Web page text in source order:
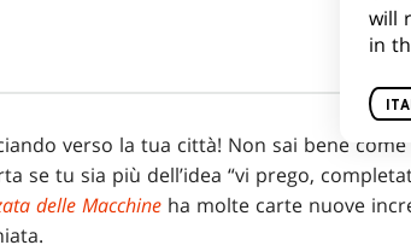
verso la tua città! Non sai bene
se tu sia più dell’idea “vi prego,
delle Macchine ha molte carte nuove
will
in